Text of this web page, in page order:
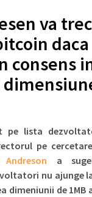
va
daca
consens
pe lista
pe
a
nu ajunge
dimeniunii de 1MB